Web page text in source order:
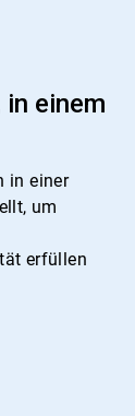
einem
in einer
um
erfüllen